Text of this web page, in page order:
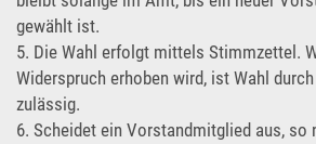
gewählt ist.
5. Die Wahl erfolgt mittels Stimmzettel.
Widerspruch erhoben wird, ist Wahl
zulässig.
6. Scheidet ein Vorstandmitglied aus, so